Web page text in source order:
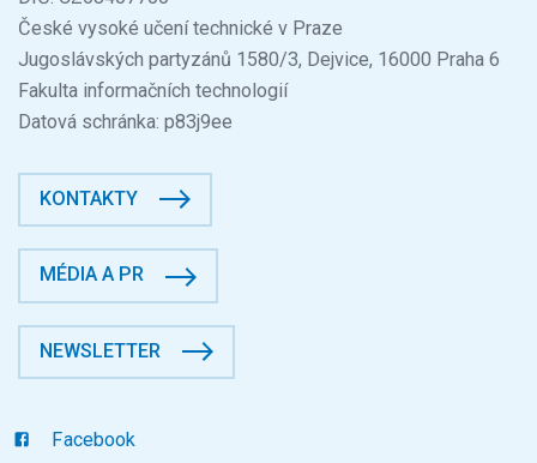
České vysoké učení technické v Praze
Jugoslávských partyzánů 1580/3, Dejvice, 16000 Praha 6
Fakulta informačních technologií
Datová schránka: p83j9ee
KONTAKTY
MÉDIA A PR
NEWSLETTER
Facebook